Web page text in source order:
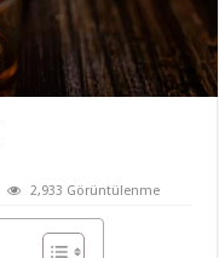
2,933 Görüntülenme